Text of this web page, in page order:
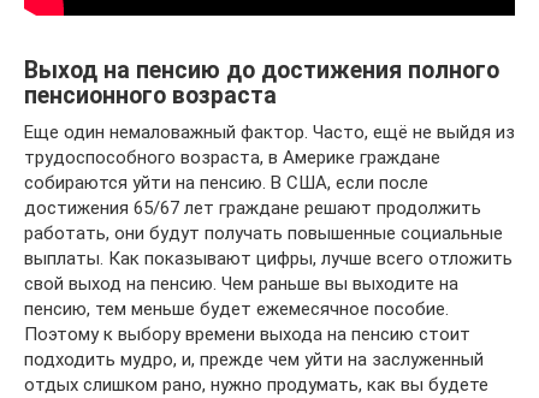
Выход на пенсию до достижения полного
пенсионного возраста
Еще один немаловажный фактор. Часто, ещё не выйдя из
трудоспособного возраста, в Америке граждане
собираются уйти на пенсию. В США, если после
достижения 65/67 лет граждане решают продолжить
работать, они будут получать повышенные социальные
выплаты. Как показывают цифры, лучше всего отложить
свой выход на пенсию. Чем раньше вы выходите на
пенсию, тем меньше будет ежемесячное пособие.
Поэтому к выбору времени выхода на пенсию стоит
подходить мудро, и, прежде чем уйти на заслуженный
отдых слишком рано, нужно продумать, как вы будете